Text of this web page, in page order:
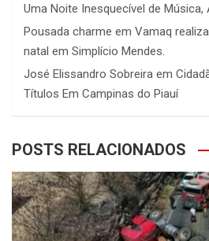
Uma Noite Inesquecível de Música,
Pousada charme em Vamaq
natal em Simplício Mendes.
José Elissandro Sobreira em
Títulos Em Campinas do Piauí
POSTS RELACIONADOS